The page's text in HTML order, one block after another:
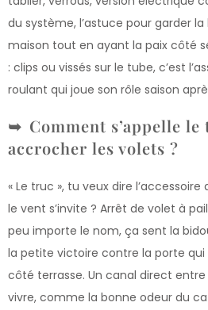
du système, l’astuce pour garder
maison tout en ayant la paix côté
: clips ou vissés sur le tube, c’est
roulant qui joue son rôle saison
Comment s’appelle
accrocher les volets ?
« Le truc », tu veux dire
le vent s’invite ? Arrêt de volet à
peu importe le nom, ça sent la
la petite victoire contre la porte qui
côté terrasse. Un canal direct
vivre, comme la bonne odeur du